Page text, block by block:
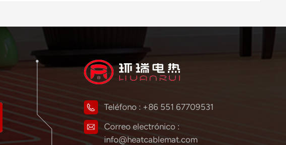
Teléfono : +86 551 67709531
Correo electrónico :
info@heatcablemat.com